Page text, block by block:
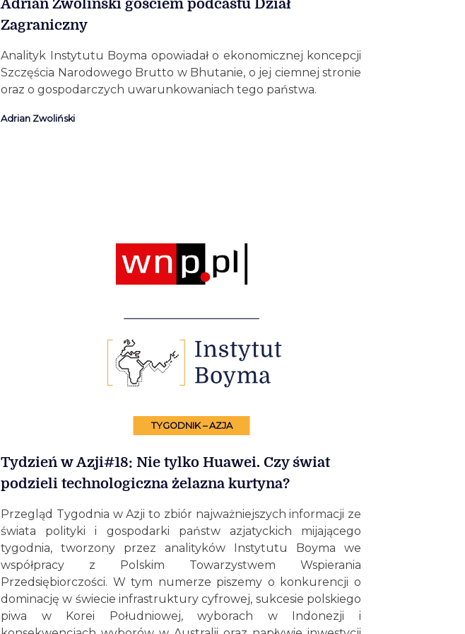
Adrian Zwoliński gościem podcastu Dział
Zagraniczny
Analityk Instytutu Boyma opowiadał o ekonomicznej koncepcji
Szczęścia Narodowego Brutto w Bhutanie, o jej ciemnej stronie
oraz o gospodarczych uwarunkowaniach tego państwa.
Adrian Zwoliński
TYGODNIK – AZJA
Tydzień w Azji#18: Nie tylko Huawei. Czy świat
podzieli technologiczna żelazna kurtyna?
Przegląd Tygodnia w Azji to zbiór najważniejszych informacji ze
świata polityki i gospodarki państw azjatyckich mijającego
tygodnia, tworzony przez analityków Instytutu Boyma we
współpracy z Polskim Towarzystwem Wspierania
Przedsiębiorczości. W tym numerze piszemy o konkurencji o
dominację w świecie infrastruktury cyfrowej, sukcesie polskiego
piwa w Korei Południowej, wyborach w Indonezji i